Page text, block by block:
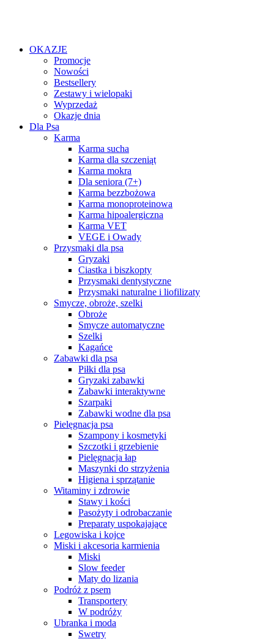
OKAZJE
Promocje
Nowości
Bestsellery
Zestawy i wielopaki
Wyprzedaż
Okazje dnia
Dla Psa
Karma
Karma sucha
Karma dla szczeniąt
Karma mokra
Dla seniora (7+)
Karma bezzbożowa
Karma monoproteinowa
Karma hipoalergiczna
Karma VET
VEGE i Owady
Przysmaki dla psa
Gryzaki
Ciastka i biszkopty
Przysmaki dentystyczne
Przysmaki naturalne i liofilizaty
Smycze, obroże, szelki
Obroże
Smycze automatyczne
Szelki
Kagańce
Zabawki dla psa
Piłki dla psa
Gryzaki zabawki
Zabawki interaktywne
Szarpaki
Zabawki wodne dla psa
Pielęgnacja psa
Szampony i kosmetyki
Szczotki i grzebienie
Pielęgnacja łap
Maszynki do strzyżenia
Higiena i sprzątanie
Witaminy i zdrowie
Stawy i kości
Pasożyty i odrobaczanie
Preparaty uspokajające
Legowiska i kojce
Miski i akcesoria karmienia
Miski
Slow feeder
Maty do lizania
Podróż z psem
Transportery
W podróży
Ubranka i moda
Swetry